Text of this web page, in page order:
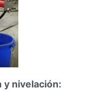
y nivelación: